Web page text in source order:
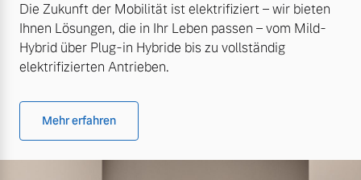
Die Zukunft der Mobilität ist elektrifiziert – wir bieten
Ihnen Lösungen, die in Ihr Leben passen – vom Mild-
Hybrid über Plug-in Hybride bis zu vollständig
elektrifizierten Antrieben.
Mehr erfahren